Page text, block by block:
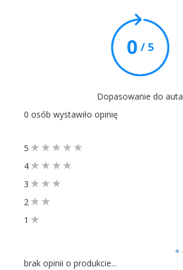
0 / 5
Dopasowanie do auta
0 osób wystawiło opinię
5
4
3
2
1
+
brak opinii o produkcie...